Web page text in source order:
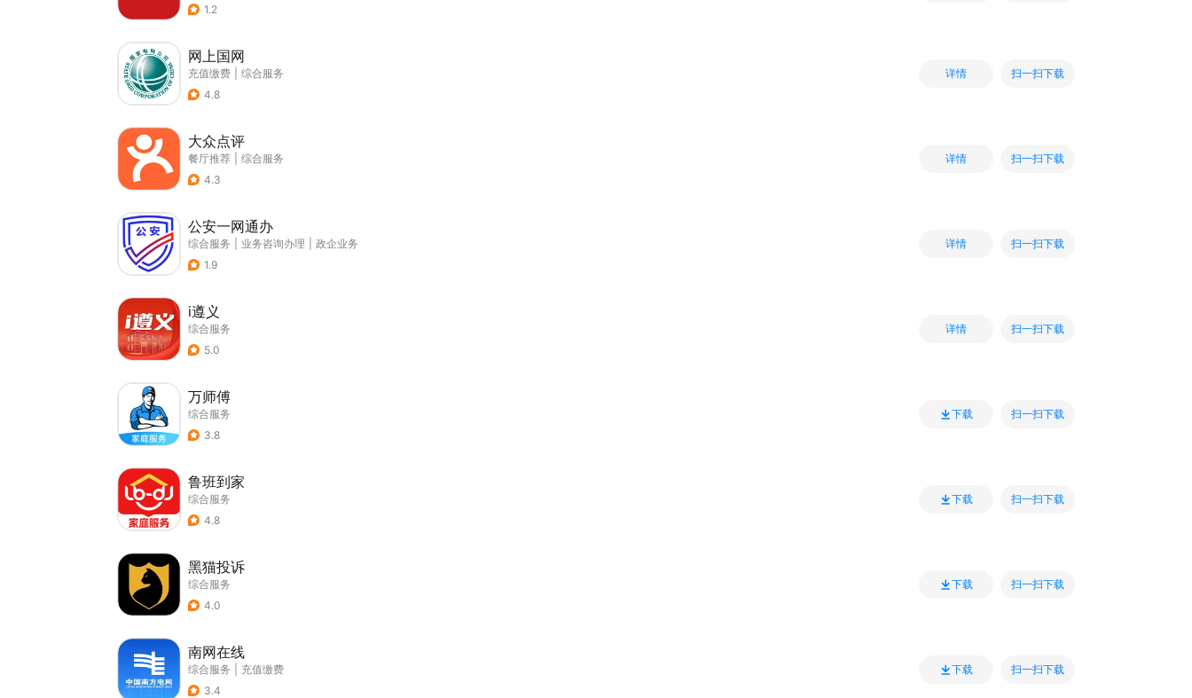
1.2
网上国网
充值缴费
综合服务
4.8
详情 扫一扫下载
大众点评
餐厅推荐
综合服务
4.3
详情 扫一扫下载
公安一网通办
综合服务 业务咨询办理
政企业务
1.9
详情 扫一扫下载
i遵义
综合服务
5.0
详情 扫一扫下载
万师傅
综合服务
3.8
下载 扫一扫下载
鲁班到家
综合服务
4.8
下载 扫一扫下载
黑猫投诉
综合服务
4.0
下载 扫一扫下载
南网在线
综合服务
充值缴费
3.4
下载 扫一扫下载